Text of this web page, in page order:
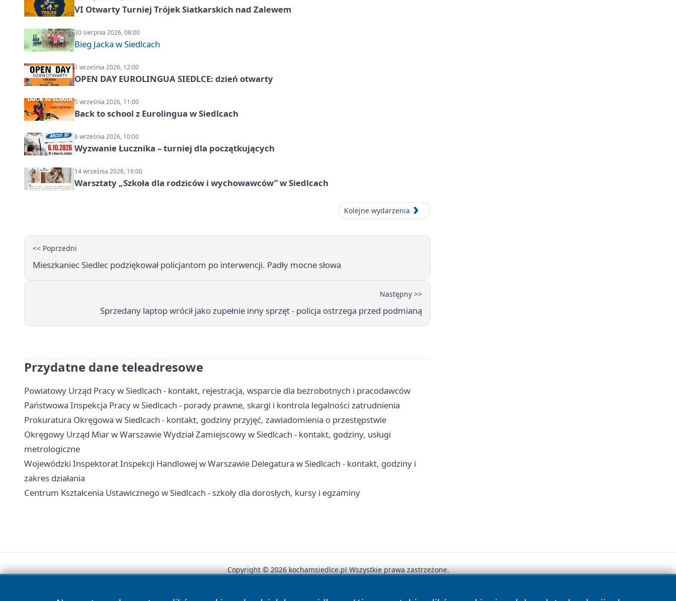
VI Otwarty Turniej Trójek Siatkarskich nad Zalewem
30 sierpnia 2026, 08:00
Bieg Jacka w Siedlcach
1 września 2026, 12:00
OPEN DAY EUROLINGUA SIEDLCE: dzień otwarty
5 września 2026, 11:00
Back to school z Eurolingua w Siedlcach
6 września 2026, 10:00
Wyzwanie Łucznika – turniej dla początkujących
14 września 2026, 16:00
Warsztaty „Szkoła dla rodziców i wychowawców” w Siedlcach
Kolejne wydarzenia
<< Poprzedni
Mieszkaniec Siedlec podziękował policjantom po interwencji. Padły mocne słowa
Następny >>
Sprzedany laptop wrócił jako zupełnie inny sprzęt - policja ostrzega przed podmianą
Przydatne dane teleadresowe
Powiatowy Urząd Pracy w Siedlcach - kontakt, rejestracja, wsparcie dla bezrobotnych i pracodawców
Państwowa Inspekcja Pracy w Siedlcach - porady prawne, skargi i kontrola legalności zatrudnienia
Prokuratura Okręgowa w Siedlcach - kontakt, godziny przyjęć, zawiadomienia o przestępstwie
Okręgowy Urząd Miar w Warszawie Wydział Zamiejscowy w Siedlcach - kontakt, godziny, usługi
metrologiczne
Wojewódzki Inspektorat Inspekcji Handlowej w Warszawie Delegatura w Siedlcach - kontakt, godziny i
zakres działania
Centrum Kształcenia Ustawicznego w Siedlcach - szkoły dla dorosłych, kursy i egzaminy
Copyright © 2026 kochamsiedlce.pl Wszystkie prawa zastrzeżone.